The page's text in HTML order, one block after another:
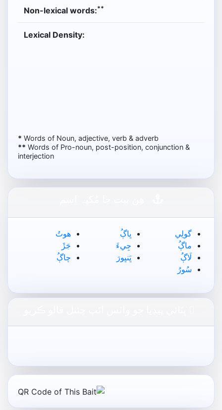
Non-lexical words:**
Lexical Density:
* Words of Noun, adjective, verb & adverb
** Words of Pro-noun, post-position, conjunction &
interjection
گولِي ڀاڳُ
ھوتُ
ماڳُ
جِيءَ
جَڙَ
لَاڳُ
ڀَنڀورَ
چاڳُ
سُورُ